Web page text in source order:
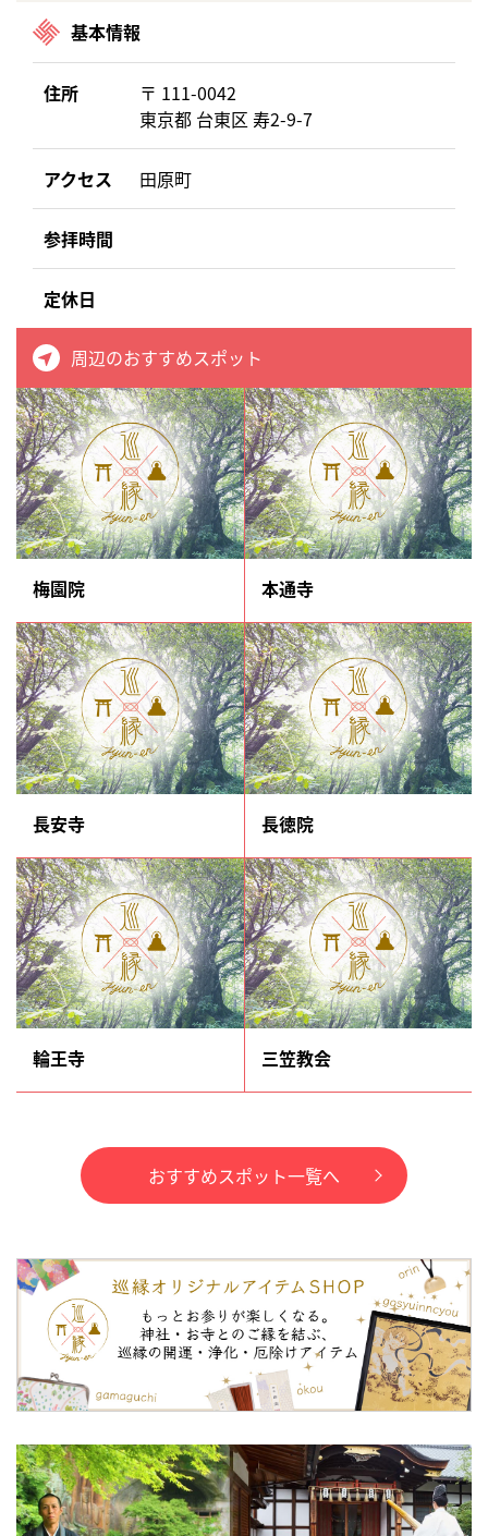
基本情報
住所
〒 111-0042
東京都 台東区 寿2-9-7
アクセス 田原町
参拝時間
定休日
周辺のおすすめスポット
梅園院 本通寺
長安寺 長徳院
輪王寺 三笠教会
おすすめスポット一覧へ